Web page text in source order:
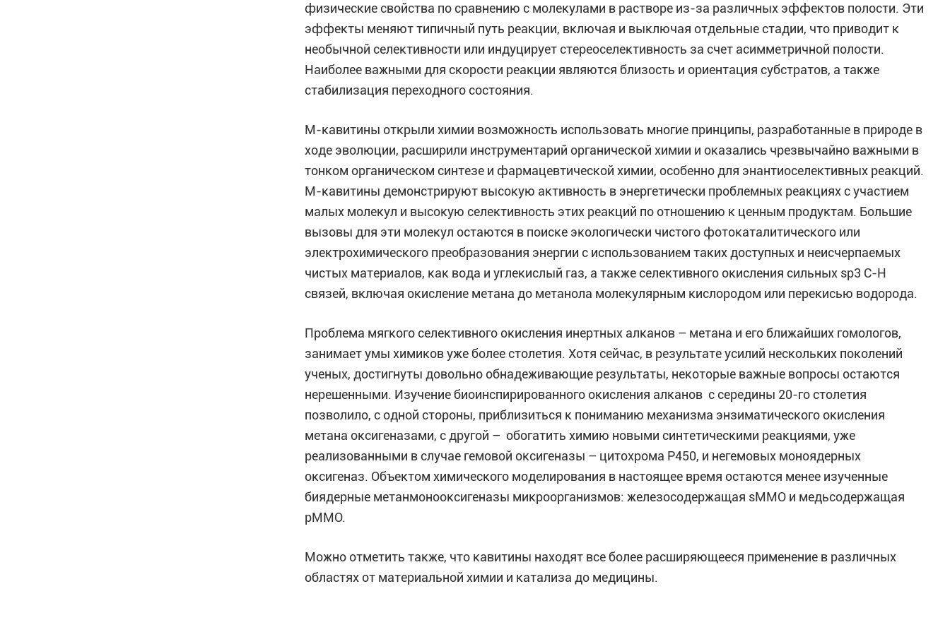
физические свойства по сравнению с молекулами в растворе из-за различных эффектов полости. Эти
эффекты меняют типичный путь реакции, включая и выключая отдельные стадии, что приводит к
необычной селективности или индуцирует стереоселективность за счет асимметричной полости.
Наиболее важными для скорости реакции являются близость и ориентация субстратов, а также
стабилизация переходного состояния.
М-кавитины открыли химии возможность использовать многие принципы, разработанные в природе в
ходе эволюции, расширили инструментарий органической химии и оказались чрезвычайно важными в
тонком органическом синтезе и фармацевтической химии, особенно для энантиоселективных реакций.
М-кавитины демонстрируют высокую активность в энергетически проблемных реакциях с участием
малых молекул и высокую селективность этих реакций по отношению к ценным продуктам. Большие
вызовы для эти молекул остаются в поиске экологически чистого фотокаталитического или
электрохимического преобразования энергии с использованием таких доступных и неисчерпаемых
чистых материалов, как вода и углекислый газ, а также селективного окисления сильных sp3 C-H
связей, включая окисление метана до метанола молекулярным кислородом или перекисью водорода.
Проблема мягкого селективного окисления инертных алканов – метана и его ближайших гомологов,
занимает умы химиков уже более столетия. Хотя сейчас, в результате усилий нескольких поколений
ученых, достигнуты довольно обнадеживающие результаты, некоторые важные вопросы остаются
нерешенными. Изучение биоинспирированного окисления алканов с середины 20-го столетия
позволило, с одной стороны, приблизиться к пониманию механизма энзиматического окисления
метана оксигеназами, с другой – обогатить химию новыми синтетическими реакциями, уже
реализованными в случае гемовой оксигеназы – цитохрома Р450, и негемовых моноядерных
оксигеназ. Объектом химического моделирования в настоящее время остаются менее изученные
биядерные метанмонооксигеназы микроорганизмов: железосодержащая sMMO и медьсодержащая
pMMO.
Можно отметить также, что кавитины находят все более расширяющееся применение в различных
областях от материальной химии и катализа до медицины.